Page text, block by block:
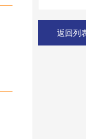
返回列